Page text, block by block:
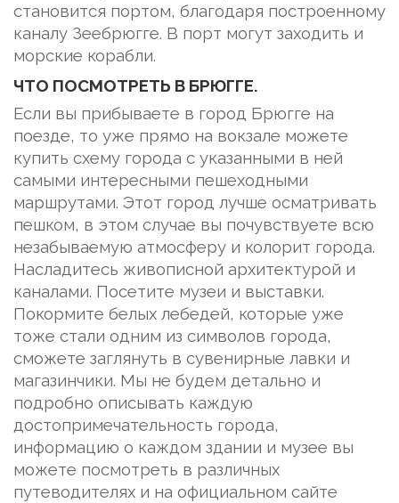
становится портом, благодаря построенному
каналу Зеебрюгге. В порт могут заходить и
морские корабли.
ЧТО ПОСМОТРЕТЬ В БРЮГГЕ.
Если вы прибываете в город Брюгге на
поезде, то уже прямо на вокзале можете
купить схему города с указанными в ней
самыми интересными пешеходными
маршрутами. Этот город лучше осматривать
пешком, в этом случае вы почувствуете всю
незабываемую атмосферу и колорит города.
Насладитесь живописной архитектурой и
каналами. Посетите музеи и выставки.
Покормите белых лебедей, которые уже
тоже стали одним из символов города,
сможете заглянуть в сувенирные лавки и
магазинчики. Мы не будем детально и
подробно описывать каждую
достопримечательность города,
информацию о каждом здании и музее вы
можете посмотреть в различных
путеводителях и на официальном сайте